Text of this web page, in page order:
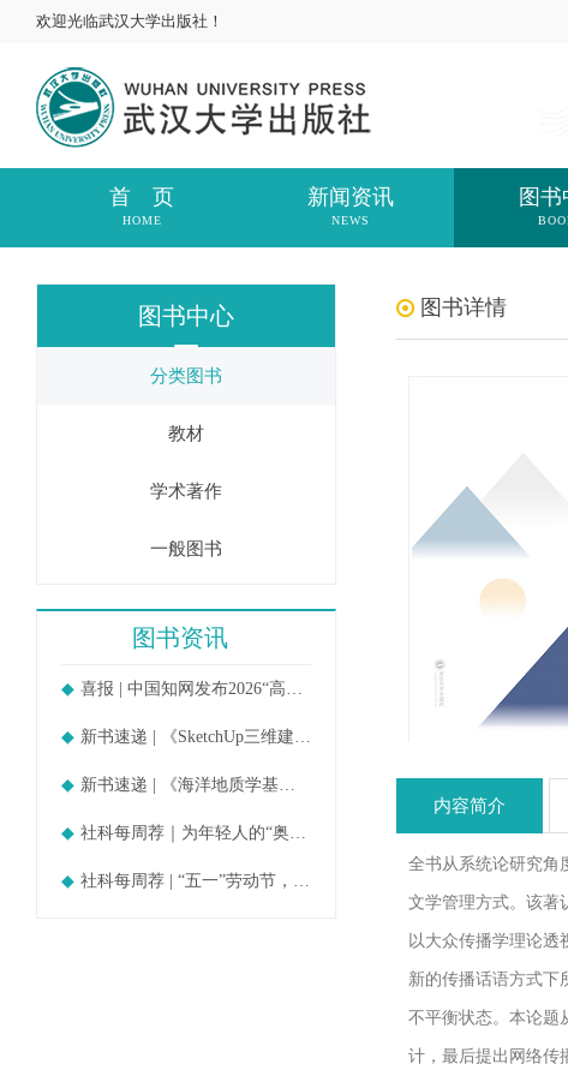
欢迎光临武汉大学出版社！
首 页
HOME
新闻资讯
NEWS
图
图书中心
分类图书
教材
学术著作
一般图书
图书资讯
喜报 | 中国知网发布2026“高被引
新书速递 | 《SketchUp三维建模教
新书速递 | 《海洋地质学基础》
社科每周荐｜为年轻人的“奥德赛时期
社科每周荐 | “五一”劳动节，守护
图书详情
内容简介
全书从系统论研究角
文学管理方式。该著
以大众传播学理论透
新的传播话语方式下
不平衡状态。本论题
计，最后提出网络传